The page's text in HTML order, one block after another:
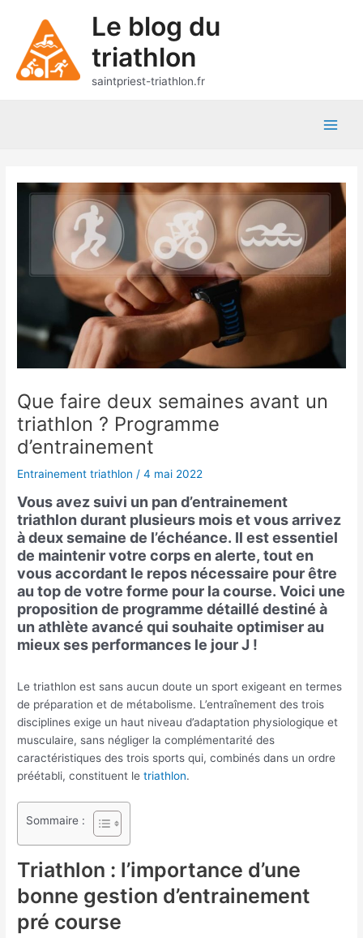
contenu
Le blog du
triathlon
saintpriest-triathlon.fr
Que faire deux semaines avant un
triathlon ? Programme
d’entrainement
Entrainement triathlon /4 mai 2022
Vous avez suivi un pan d’entrainement
triathlon durant plusieurs mois et vous arrivez
à deux semaine de l’échéance. Il est essentiel
de maintenir votre corps en alerte, tout en
vous accordant le repos nécessaire pour être
au top de votre forme pour la course. Voici une
proposition de programme détaillé destiné à
un athlète avancé qui souhaite optimiser au
mieux ses performances le jour J !
Le triathlon est sans aucun doute un sport exigeant en termes
de préparation et de métabolisme. L’entraînement des trois
disciplines exige un haut niveau d’adaptation physiologique et
musculaire, sans négliger la complémentarité des
caractéristiques des trois sports qui, combinés dans un ordre
préétabli, constituent letriathlon.
Sommaire :
Triathlon : l’importance d’une
bonne gestion d’entrainement
pré course